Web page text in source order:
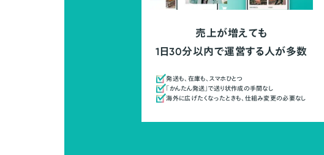
売上が増えても
1日30分以内で運営する人が多数
発送も、在庫も、スマホひとつ
「かんたん発送」で送り状作成の手間なし
海外に広げたくなったときも、仕組み変更の必要なし